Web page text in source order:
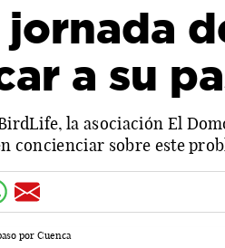
a su
la asociación El
concienciar sobre este